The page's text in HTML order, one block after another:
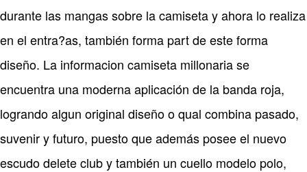
durante las mangas sobre la camiseta y ahora lo realiza
en el entra?as, también forma part de este forma
diseño. La informacion camiseta millonaria se
encuentra una moderna aplicación de la banda roja,
logrando algun original diseño o qual combina pasado,
suvenir y futuro, puesto que además posee el nuevo
escudo delete club y también un cuello modelo polo,